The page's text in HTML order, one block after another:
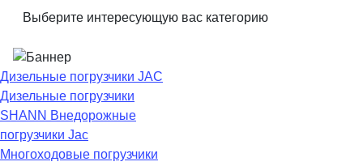
Выберите интересующую вас категорию
Дизельные погрузчики JAC
Дизельные погрузчики
SHANN Внедорожные
погрузчики Jac
Многоходовые погрузчики